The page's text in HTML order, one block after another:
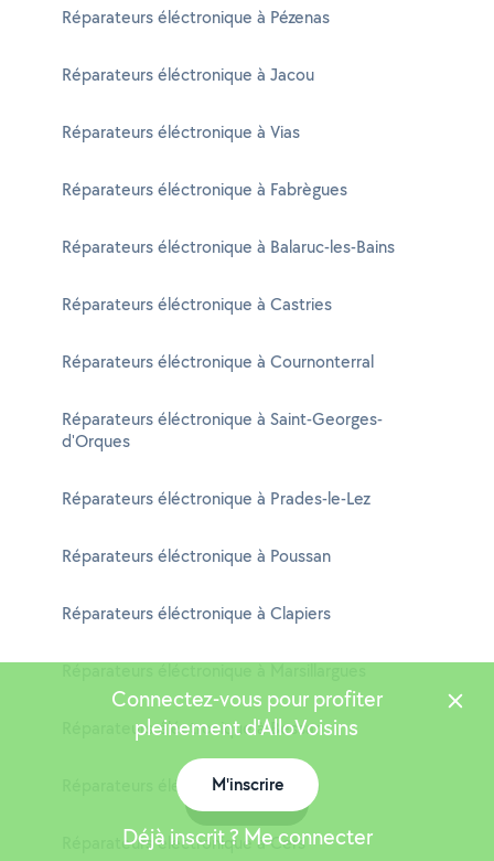
Réparateurs éléctronique à Pézenas
Réparateurs éléctronique à Jacou
Réparateurs éléctronique à Vias
Réparateurs éléctronique à Fabrègues
Réparateurs éléctronique à Balaruc-les-Bains
Réparateurs éléctronique à Castries
Réparateurs éléctronique à Cournonterral
Réparateurs éléctronique à Saint-Georges-
d'Orques
Réparateurs éléctronique à Prades-le-Lez
Réparateurs éléctronique à Poussan
Réparateurs éléctronique à Clapiers
Réparateurs éléctronique à Bessan
Réparateurs éléctronique à Teyran
Réparateurs éléctronique à Cers
Connectez-vous pour profiter
pleinement d'AlloVoisins
M'inscrire
Déjà inscrit ? Me connecter